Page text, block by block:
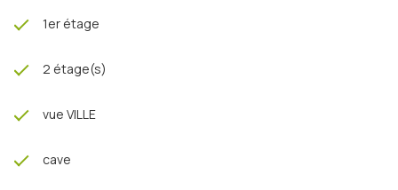
1er étage
2 étage(s)
vue VILLE
cave